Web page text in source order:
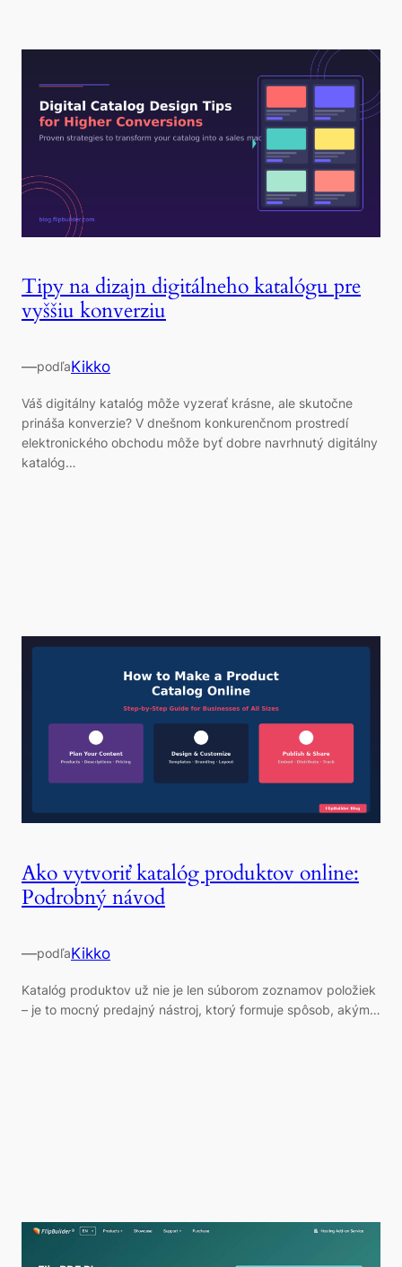
Tipy na dizajn digitálneho katalógu pre
vyššiu konverziu
—podľaKikko
Váš digitálny katalóg môže vyzerať krásne, ale skutočne
prináša konverzie? V dnešnom konkurenčnom prostredí
elektronického obchodu môže byť dobre navrhnutý digitálny
katalóg…
Ako vytvoriť katalóg produktov online:
Podrobný návod
—podľaKikko
Katalóg produktov už nie je len súborom zoznamov položiek
– je to mocný predajný nástroj, ktorý formuje spôsob, akým…